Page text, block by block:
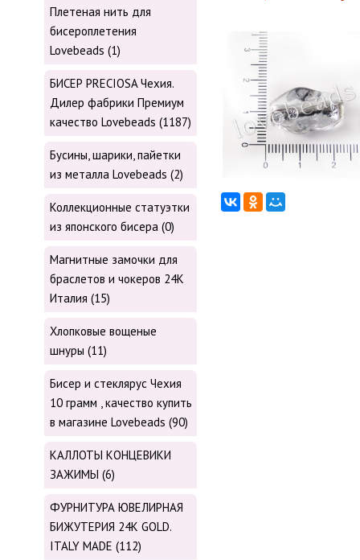
Плетеная нить для
бисероплетения
Lovebeads (1)
БИСЕР PRECIOSA Чехия.
Дилер фабрики Премиум
качество Lovebeads (1187)
Бусины, шарики, пайетки
из металла Lovebeads (2)
Коллекционные статуэтки
из японского бисера (0)
Магнитные замочки для
браслетов и чокеров 24К
Италия (15)
Хлопковые вощеные
шнуры (11)
Бисер и стеклярус Чехия
10 грамм , качество купить
в магазине Lovebeads (90)
КАЛЛОТЫ КОНЦЕВИКИ
ЗАЖИМЫ (6)
ФУРНИТУРА ЮВЕЛИРНАЯ
БИЖУТЕРИЯ 24К GOLD.
ITALY MADE (112)